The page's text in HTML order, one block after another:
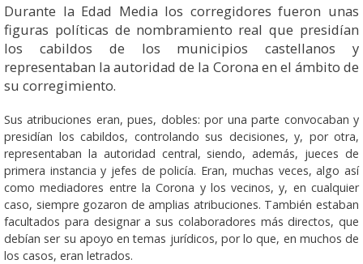
Durante la Edad Media los corregidores fueron unas
figuras políticas de nombramiento real que presidían
los cabildos de los municipios castellanos y
representaban la autoridad de la Corona en el ámbito de
su corregimiento.
Sus atribuciones eran, pues, dobles: por una parte convocaban y
presidían los cabildos, controlando sus decisiones, y, por otra,
representaban la autoridad central, siendo, además, jueces de
primera instancia y jefes de policía. Eran, muchas veces, algo así
como mediadores entre la Corona y los vecinos, y, en cualquier
caso, siempre gozaron de amplias atribuciones. También estaban
facultados para designar a sus colaboradores más directos, que
debían ser su apoyo en temas jurídicos, por lo que, en muchos de
los casos, eran letrados.